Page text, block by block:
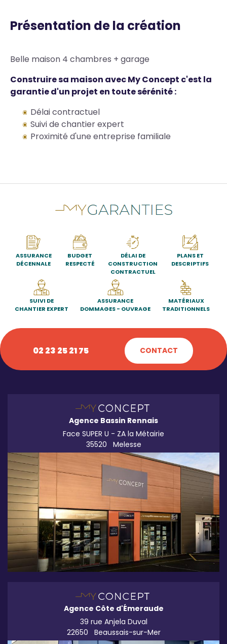
Présentation de la création
Belle maison 4 chambres + garage
Construire sa maison avec My Concept c'est la
garantie d'un projet en toute sérénité :
Délai contractuel
Suivi de chantier expert
Proximité d'une entreprise familiale
ASSURANCE
DÉCENNALE
BUDGET
RESPECTÉ
DÉLAI DE
CONSTRUCTION
CONTRACTUEL
PLANS ET
DESCRIPTIFS
SUIVI DE
CHANTIER EXPERT
ASSURANCE
DOMMAGES - OUVRAGE
MATÉRIAUX
TRADITIONNELS
02 23 25 21 75 CONTACT
Agence Bassin Rennais
Face SUPER U - ZA la Métairie
35520
Melesse
Agence Côte d'Émeraude
39 rue Anjela Duval
22650
Beaussais-sur-Mer